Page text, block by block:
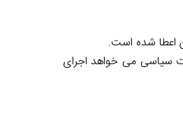
اعطا شده است.
سیاسی می خواهد اجرای